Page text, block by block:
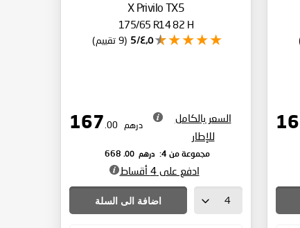
X Privilo TX5
175/65 R14 82 H
٤٫٥/5 (9 تقييم)
السعر بالكامل
للإطار
درهم .00
مجموعة من 4: درهم 668
.00
ادفع على 4 أقساط
اضافة الى السلة